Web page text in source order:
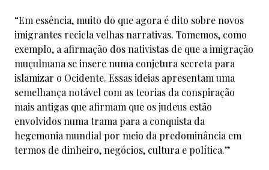
“Em essência, muito do que agora é dito sobre novos
imigrantes recicla velhas narrativas. Tomemos, como
exemplo, a afirmação dos nativistas de que a imigração
muçulmana se insere numa conjetura secreta para
islamizar o Ocidente. Essas ideias apresentam uma
semelhança notável com as teorias da conspiração
mais antigas que afirmam que os judeus estão
envolvidos numa trama para a conquista da
hegemonia mundial por meio da predominância em
termos de dinheiro, negócios, cultura e política.”